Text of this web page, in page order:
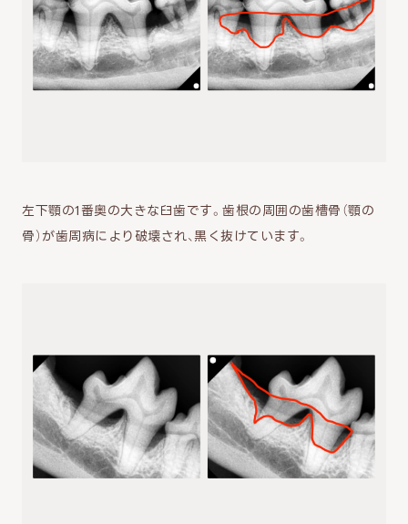
左下顎の1番奥の大きな臼歯です。歯根の周囲の歯槽骨（顎の
骨）が歯周病により破壊され、黒く抜けています。